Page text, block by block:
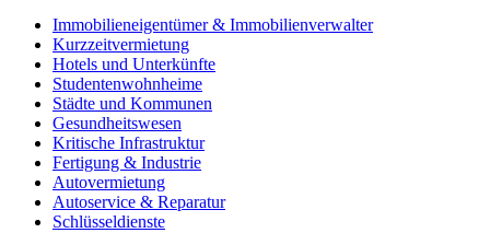
Immobilieneigentümer & Immobilienverwalter
Kurzzeitvermietung
Hotels und Unterkünfte
Studentenwohnheime
Städte und Kommunen
Gesundheitswesen
Kritische Infrastruktur
Fertigung & Industrie
Autovermietung
Autoservice & Reparatur
Schlüsseldienste